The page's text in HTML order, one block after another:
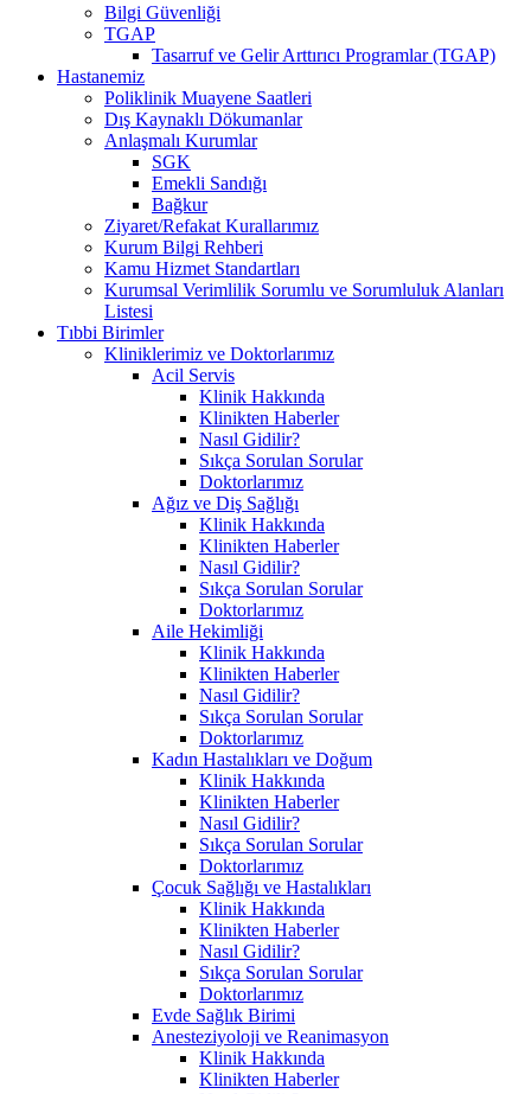
Bilgi Güvenliği
TGAP
Tasarruf ve Gelir Arttırıcı Programlar (TGAP)
Hastanemiz
Poliklinik Muayene Saatleri
Dış Kaynaklı Dökumanlar
Anlaşmalı Kurumlar
SGK
Emekli Sandığı
Bağkur
Ziyaret/Refakat Kurallarımız
Kurum Bilgi Rehberi
Kamu Hizmet Standartları
Kurumsal Verimlilik Sorumlu ve Sorumluluk Alanları
Listesi
Tıbbi Birimler
Kliniklerimiz ve Doktorlarımız
Acil Servis
Klinik Hakkında
Klinikten Haberler
Nasıl Gidilir?
Sıkça Sorulan Sorular
Doktorlarımız
Ağız ve Diş Sağlığı
Klinik Hakkında
Klinikten Haberler
Nasıl Gidilir?
Sıkça Sorulan Sorular
Doktorlarımız
Aile Hekimliği
Klinik Hakkında
Klinikten Haberler
Nasıl Gidilir?
Sıkça Sorulan Sorular
Doktorlarımız
Kadın Hastalıkları ve Doğum
Klinik Hakkında
Klinikten Haberler
Nasıl Gidilir?
Sıkça Sorulan Sorular
Doktorlarımız
Çocuk Sağlığı ve Hastalıkları
Klinik Hakkında
Klinikten Haberler
Nasıl Gidilir?
Sıkça Sorulan Sorular
Doktorlarımız
Evde Sağlık Birimi
Anesteziyoloji ve Reanimasyon
Klinik Hakkında
Klinikten Haberler